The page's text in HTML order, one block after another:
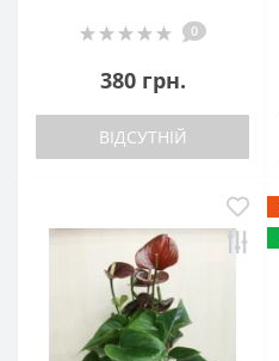
0
380 грн.
ВІДСУТНІЙ